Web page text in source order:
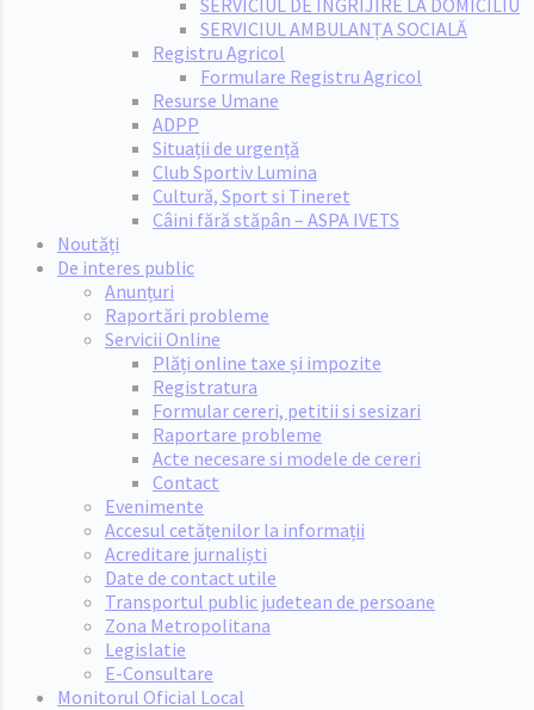
SERVICIUL DE ÎNGRIJIRE LA DOMICILIU
SERVICIUL AMBULANȚA SOCIALĂ
Registru Agricol
Formulare Registru Agricol
Resurse Umane
ADPP
Situații de urgență
Club Sportiv Lumina
Cultură, Sport si Tineret
Câini fără stăpân – ASPA IVETS
Noutăți
De interes public
Anunțuri
Raportări probleme
Servicii Online
Plăți online taxe și impozite
Registratura
Formular cereri, petitii si sesizari
Raportare probleme
Acte necesare si modele de cereri
Contact
Evenimente
Accesul cetățenilor la informații
Acreditare jurnaliști
Date de contact utile
Transportul public judetean de persoane
Zona Metropolitana
Legislatie
E-Consultare
Monitorul Oficial Local